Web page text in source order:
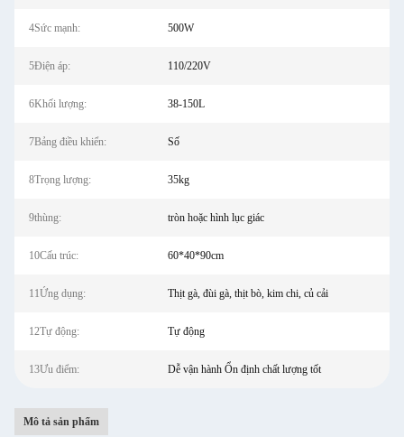
4Sức mạnh: 500W
5Điện áp: 110/220V
6Khối lượng: 38-150L
7Bảng điều khiển: Số
8Trọng lượng: 35kg
9thùng: tròn hoặc hình lục giác
10Cấu trúc: 60*40*90cm
11Ứng dụng: Thịt gà, đùi gà, thịt bò, kim chi, củ cải
12Tự động: Tự động
13Ưu điểm: Dễ vận hành Ổn định chất lượng tốt
Mô tả sản phẩm